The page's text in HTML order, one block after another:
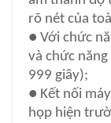
rõ nét của
● Với chức
và chức
999 giây);
● Kết nối
họp hiện